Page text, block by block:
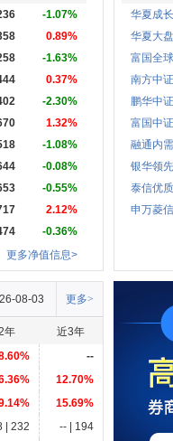
-1.07%
0.89%
-1.63%
0.37%
-2.30%
1.32%
-1.08%
-0.08%
-0.55%
2.12%
-0.36%
更多净值信息>
华夏成
华夏大
富国全
南方中
鹏华中
富国中
融通内
银华领
泰信优
申万菱
更多>
08-03
年
近3年
--
12.70%
15.69%
| 232 -- | 194